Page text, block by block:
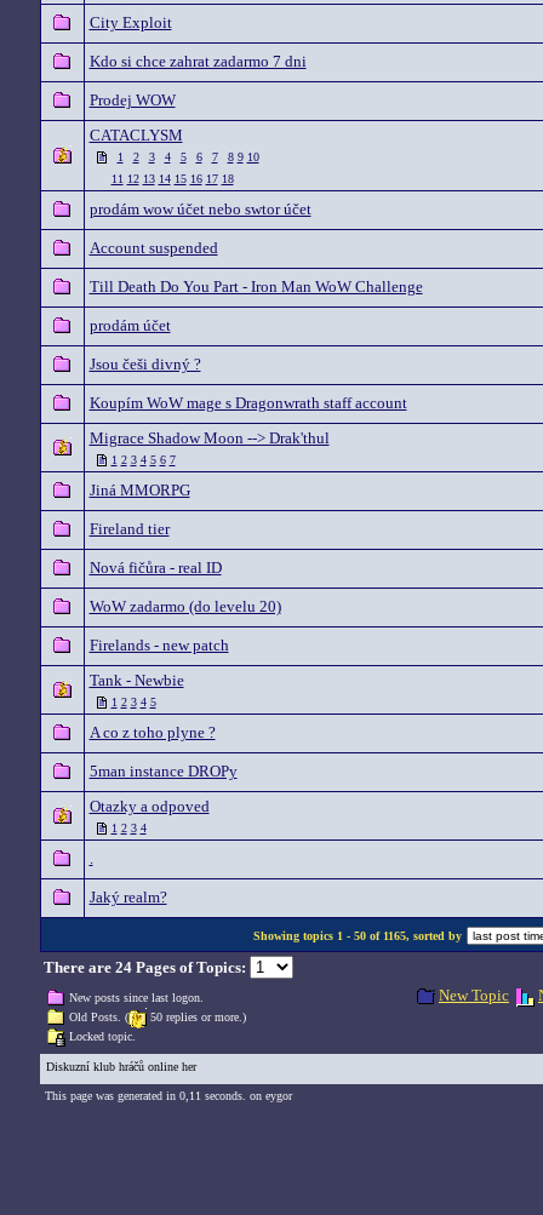
City Exploit
Kdo si chce zahrat zadarmo 7 dni
Prodej WOW
CATACLYSM
1 2 3 4 5 6 7 8 9 10
11 12 13 14 15 16 17 18
prodám wow účet nebo swtor účet
Account suspended
Till Death Do You Part - Iron Man WoW Challenge
prodám účet
Jsou češi divný ?
Koupím WoW mage s Dragonwrath staff account
Migrace Shadow Moon --> Drak'thul
1 2 3 4 5 6 7
Jiná MMORPG
Fireland tier
Nová fičůra - real ID
WoW zadarmo (do levelu 20)
Firelands - new patch
Tank - Newbie
1 2 3 4 5
A co z toho plyne ?
5man instance DROPy
Otazky a odpoved
1 2 3 4
.
Jaký realm?
Showing topics 1 - 50 of 1165, sorted by
There are 24 Pages of Topics:
New posts since last logon.
Old Posts. (
50 replies or more.)
Locked topic.
New Topic
Diskuzní klub hráčů online her
This page was generated in 0,11 seconds. on eygor